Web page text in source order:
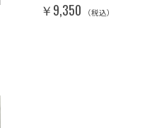
￥9,350 （税込）